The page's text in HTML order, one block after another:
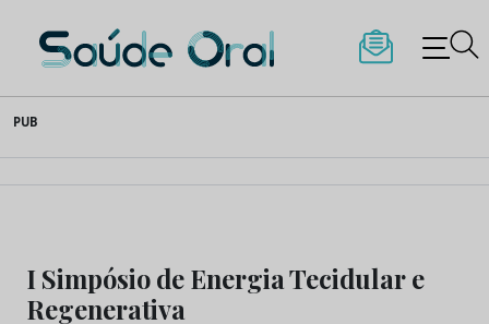
to
content
Saúde Oral
PUB
I Simpósio de Energia Tecidular e
Regenerativa